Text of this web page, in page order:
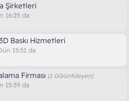
Şirketleri
16:25 da
Baskı Hizmetleri
15:51 da
Firması (1 Görüntüleyen)
15:39 da